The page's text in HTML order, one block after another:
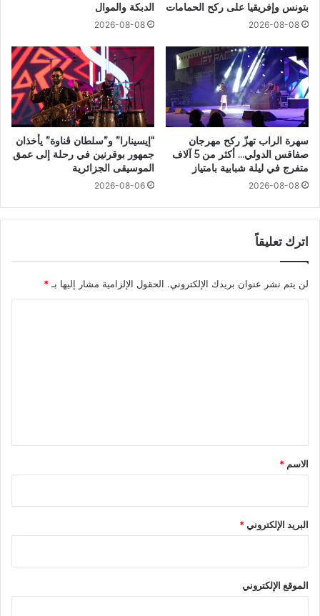
بتونس وإفريقيا على ركح الحمامات
2026-08-08
الدبكة والموال
2026-08-08
سهرة الراب تهزّ ركح مهرجان
صفاقس الدولي… أكثر من 5 آلاف
متفرج في ليلة شبابية بامتياز
2026-08-08
“إيسينارا” و”سلطان ڤناوة” يأخذان
جمهور بوقرنين في رحلة إلى عمق
الموسيقى الجزائرية
2026-08-06
اترك تعليقاً
لن يتم نشر عنوان بريدك الإلكتروني. الحقول الإلزامية مشار إليها بـ *
*
الاسم *
البريد الإلكتروني*
الموقع الإلكتروني